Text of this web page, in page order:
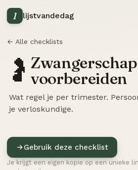
1 lijstvandedag
← Alle checklists
🤰 Zwangerschap
voorbereiden
Wat regel je per trimester.
je verloskundige.
Gebruik deze checklist
Je krijgt een eigen kopie op een unieke